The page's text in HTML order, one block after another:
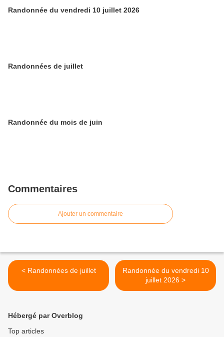
Randonnée du vendredi 10 juillet 2026
Randonnées de juillet
Randonnée du mois de juin
Commentaires
Ajouter un commentaire
< Randonnées de juillet
Randonnée du vendredi 10
juillet 2026 >
Hébergé par Overblog
Top articles